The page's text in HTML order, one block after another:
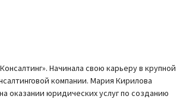
Начинала свою карьеру в крупной
компании. Мария Кирилова
оказании юридических услуг по созданию